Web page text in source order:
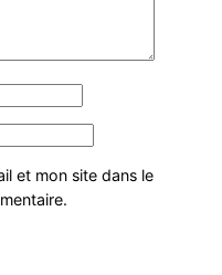
et mon site dans le